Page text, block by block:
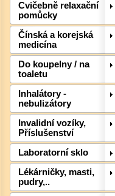
Cvičebně relaxační
pomůcky
Čínská a korejská
medicína
Do koupelny / na
toaletu
Inhalátory -
nebulizátory
Invalidní vozíky,
Příslušenství
Laboratorní sklo
Lékárničky, masti,
pudry,..